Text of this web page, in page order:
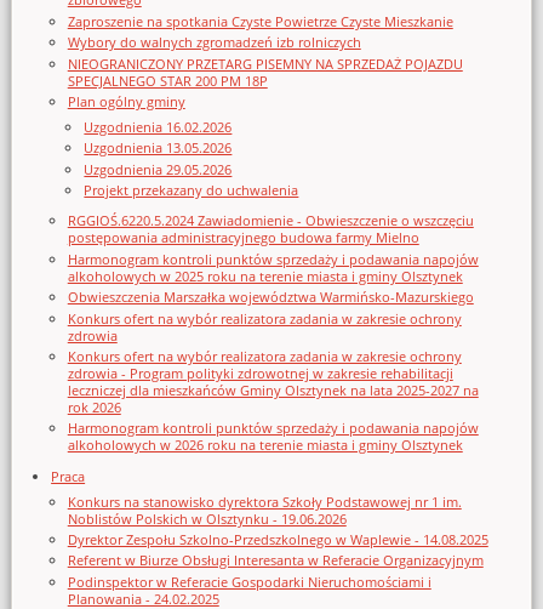
Zaproszenie na spotkania Czyste Powietrze Czyste Mieszkanie
Wybory do walnych zgromadzeń izb rolniczych
NIEOGRANICZONY PRZETARG PISEMNY NA SPRZEDAŻ POJAZDU
SPECJALNEGO STAR 200 PM 18P
Plan ogólny gminy
Uzgodnienia 16.02.2026
Uzgodnienia 13.05.2026
Uzgodnienia 29.05.2026
Projekt przekazany do uchwalenia
RGGIOŚ.6220.5.2024 Zawiadomienie - Obwieszczenie o wszczęciu
postępowania administracyjnego budowa farmy Mielno
Harmonogram kontroli punktów sprzedaży i podawania napojów
alkoholowych w 2025 roku na terenie miasta i gminy Olsztynek
Obwieszczenia Marszałka województwa Warmińsko-Mazurskiego
Konkurs ofert na wybór realizatora zadania w zakresie ochrony
zdrowia
Konkurs ofert na wybór realizatora zadania w zakresie ochrony
zdrowia - Program polityki zdrowotnej w zakresie rehabilitacji
leczniczej dla mieszkańców Gminy Olsztynek na lata 2025-2027 na
rok 2026
Harmonogram kontroli punktów sprzedaży i podawania napojów
alkoholowych w 2026 roku na terenie miasta i gminy Olsztynek
Praca
Konkurs na stanowisko dyrektora Szkoły Podstawowej nr 1 im.
Noblistów Polskich w Olsztynku - 19.06.2026
Dyrektor Zespołu Szkolno-Przedszkolnego w Waplewie - 14.08.2025
Referent w Biurze Obsługi Interesanta w Referacie Organizacyjnym
Podinspektor w Referacie Gospodarki Nieruchomościami i
Planowania - 24.02.2025